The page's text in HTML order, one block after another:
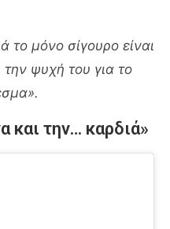
το μόνο σίγουρο είναι
την ψυχή του για το
και την… καρδιά»